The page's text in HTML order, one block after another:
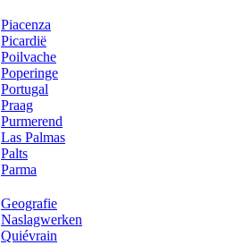
Piacenza
Picardië
Poilvache
Poperinge
Portugal
Praag
Purmerend
Las Palmas
Palts
Parma
Geografie
Naslagwerken
Quiévrain